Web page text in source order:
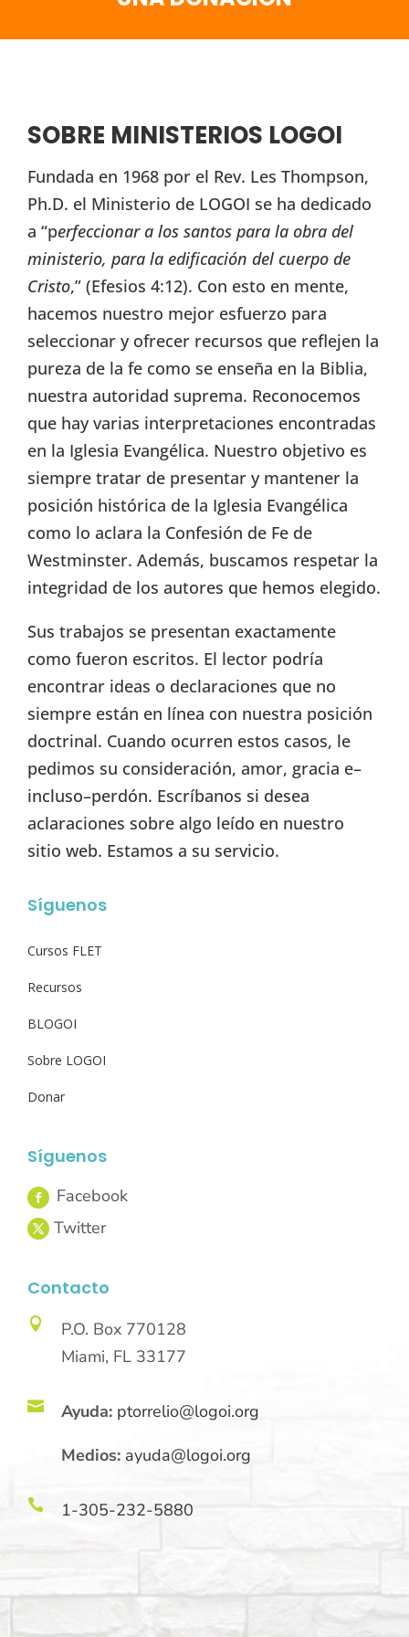
SOBRE MINISTERIOS LOGOI
Fundada en 1968 por el Rev. Les Thompson,
Ph.D. el Ministerio de LOGOI se ha dedicado
a “perfeccionar a los santos para la obra del
ministerio, para la edificación del cuerpo de
Cristo,” (Efesios 4:12). Con esto en mente,
hacemos nuestro mejor esfuerzo para
seleccionar y ofrecer recursos que reflejen la
pureza de la fe como se enseña en la Biblia,
nuestra autoridad suprema. Reconocemos
que hay varias interpretaciones encontradas
en la Iglesia Evangélica. Nuestro objetivo es
siempre tratar de presentar y mantener la
posición histórica de la Iglesia Evangélica
como lo aclara la Confesión de Fe de
Westminster. Además, buscamos respetar la
integridad de los autores que hemos elegido.
Sus trabajos se presentan exactamente
como fueron escritos. El lector podría
encontrar ideas o declaraciones que no
siempre están en línea con nuestra posición
doctrinal. Cuando ocurren estos casos, le
pedimos su consideración, amor, gracia e–
incluso–perdón. Escríbanos si desea
aclaraciones sobre algo leído en nuestro
sitio web. Estamos a su servicio.
Síguenos
Cursos FLET
Recursos
BLOGOI
Sobre LOGOI
Donar
Síguenos
Contacto

P.O. Box 770128
Miami, FL 33177
 Ayuda: ptorrelio@logoi.org
Medios: ayuda@logoi.org
 1-305-232-5880